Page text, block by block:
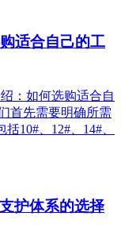
适合自己的工
：如何选购适合自
首先需要明确所需
10#、12#、14#、
护体系的选择